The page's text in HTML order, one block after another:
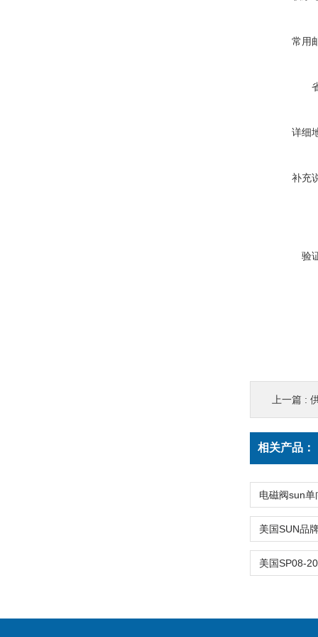
常用
详细
补充
验
上一篇 :
相关产品：